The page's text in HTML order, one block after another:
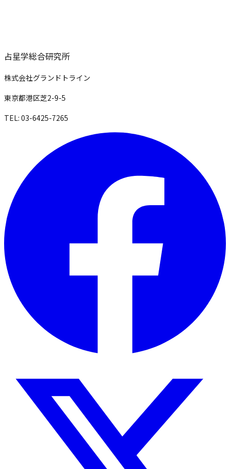
占星学総合研究所
株式会社グランドトライン
東京都港区芝2-9-5
TEL: 03-6425-7265